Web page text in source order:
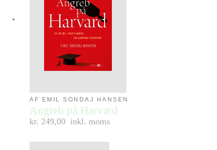
AF EMIL SONDAJ HANSEN
Angreb på Harvard
kr. 249,00 inkl. moms